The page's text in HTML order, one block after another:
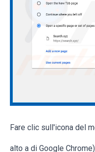
Fare clic sull'icona del
alto a di Google